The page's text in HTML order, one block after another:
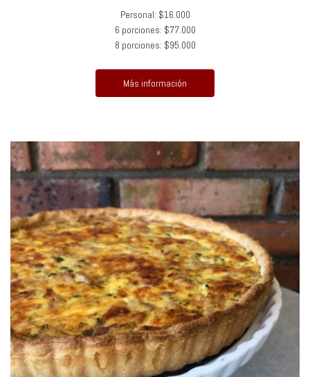
Personal: $16.000
6 porciones: $77.000
8 porciones: $95.000
Más información